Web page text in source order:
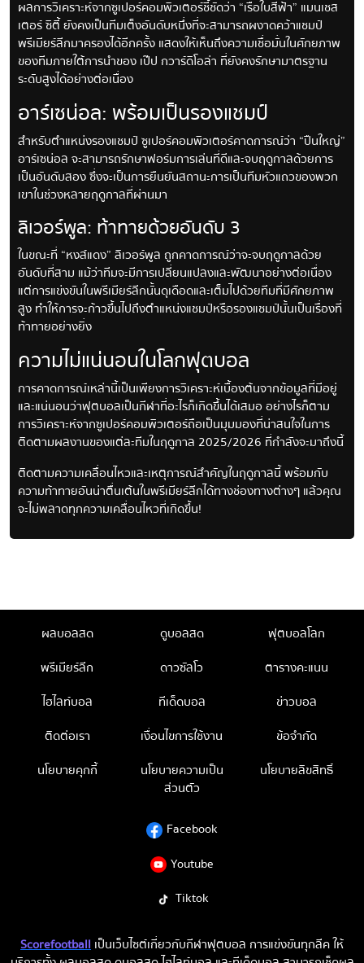
ผลการวิเคราะห์จากซูเปอร์คอมพิวเตอร์ชี้ชัดว่า “เรือใบสีฟ้า” แมนเชส
เตอร์ ซิตี้ ยังคงเป็นทีมเต็งอันดับหนึ่งที่จะสามารถผงาดคว้าแชมป์
พรีเมียร์ลีกมาครองได้อีกครั้ง แสดงให้เห็นถึงความเชื่อมั่นในศักยภาพ
ของทีมภายใต้การนำของ เป๊ป กวาร์ดิโอล่า ที่ยังคงรักษามาตรฐาน
ระดับสูงได้อย่างต่อเนื่อง
อาร์เซน่อล: พร้อมเป็นรองแชมป์
สำหรับตำแหน่งรองแชมป์ ซูเปอร์คอมพิวเตอร์คาดการณ์ว่า “ปืนใหญ่”
อาร์เซน่อล จะสามารถรักษาฟอร์มการเล่นที่ดีและจบฤดูกาลด้วยการ
เป็นอันดับสอง ซึ่งจะเป็นการยืนยันสถานะการเป็นทีมหัวแถวของพวก
เขาในช่วงหลายฤดูกาลที่ผ่านมา
ลิเวอร์พูล: ท้าทายด้วยอันดับ 3
ในขณะที่ “หงส์แดง” ลิเวอร์พูล ถูกคาดการณ์ว่าจะจบฤดูกาลด้วย
อันดับที่สาม แม้ว่าทีมจะมีการเปลี่ยนแปลงและพัฒนาอย่างต่อเนื่อง
แต่การแข่งขันในพรีเมียร์ลีกนั้นดุเดือดและเต็มไปด้วยทีมที่มีศักยภาพ
สูง ทำให้การจะก้าวขึ้นไปถึงตำแหน่งแชมป์หรือรองแชมป์นั้นเป็นเรื่องที่
ท้าทายอย่างยิ่ง
ความไม่แน่นอนในโลกฟุตบอล
การคาดการณ์เหล่านี้เป็นเพียงการวิเคราะห์เบื้องต้นจากข้อมูลที่มีอยู่
และแน่นอนว่าฟุตบอลเป็นกีฬาที่อะไรก็เกิดขึ้นได้เสมอ อย่างไรก็ตาม
การวิเคราะห์จากซูเปอร์คอมพิวเตอร์ถือเป็นมุมมองที่น่าสนใจในการ
ติดตามผลงานของแต่ละทีมในฤดูกาล 2025/2026 ที่กำลังจะมาถึงนี้
ติดตามความเคลื่อนไหวและเหตุการณ์สำคัญในฤดูกาลนี้ พร้อมกับ
ความท้าทายอันน่าตื่นเต้นในพรีเมียร์ลีกได้ทางช่องทางต่างๆ แล้วคุณ
จะไม่พลาดทุกความเคลื่อนไหวที่เกิดขึ้น!
ผลบอลสด ดูบอลสด
ฟุตบอลโลก
พรีเมียร์ลีก
ดาวซัลโว
ตารางคะแนน
ไฮไลท์บอล
ทีเด็ดบอล
ข่าวบอล
ติดต่อเรา
เงื่อนไขการใช้งาน
ข้อจำกัด
นโยบายคุกกี้
นโยบายความเป็น
ส่วนตัว
นโยบายลิขสิทธิ์
Facebook
Youtube
Tiktok
Scorefootball เป็นเว็บไซต์เกี่ยวกับกีฬาฟุตบอล การแข่งขันทุกลีค ให้